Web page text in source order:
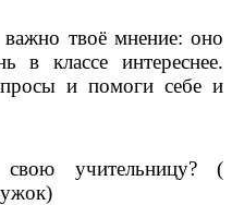
твоё мнение: оно
в классе интереснее.
и помоги себе и
учительницу? (